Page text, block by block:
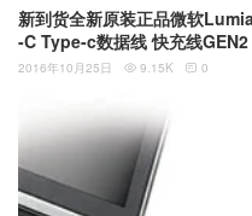
新到货全新原装正品微软
-C Type-c数据线 快充线
2016年10月25日  9.15K  0